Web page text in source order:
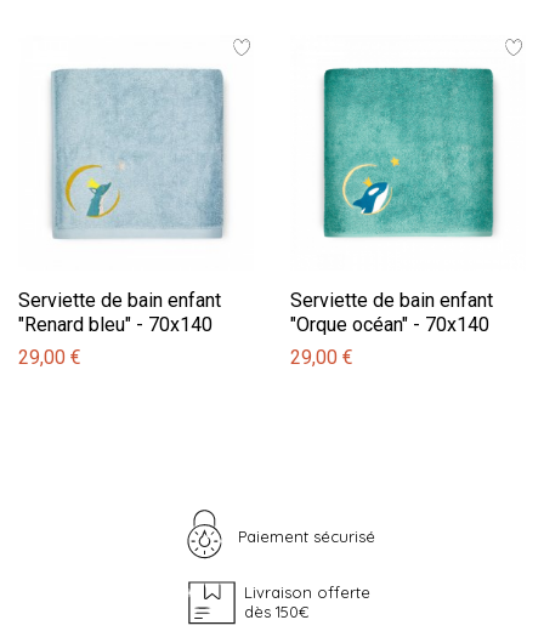
Serviette de bain enfant
"Renard bleu" - 70x140
29,00 €
Serviette de bain enfant
"Orque océan" - 70x140
29,00 €
Paiement sécurisé
Livraison offerte
dès 150€